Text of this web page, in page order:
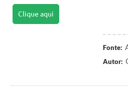
Clique aqui
Fonte:
Autor: